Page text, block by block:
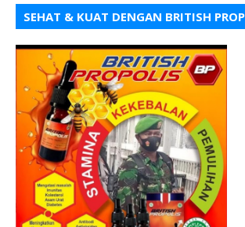
SEHAT & KUAT DENGAN BRITISH